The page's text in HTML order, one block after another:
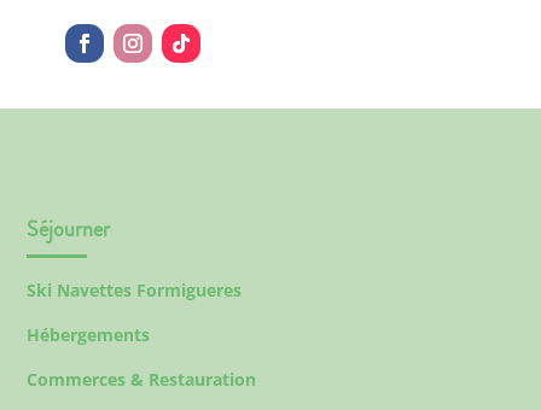
Séjourner
Ski Navettes Formigueres
Hébergements
Commerces & Restauration